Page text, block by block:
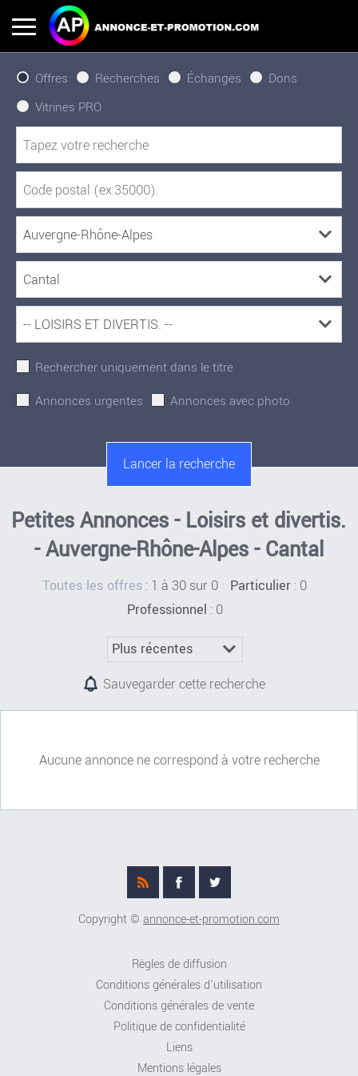
Offres Recherches Échanges
Dons
Vitrines PRO
Rechercher uniquement dans le titre
Annonces urgentes
Annonces avec photo
Petites Annonces - Loisirs et divertis.
- Auvergne-Rhône-Alpes - Cantal
Toutes les offres : 1 à 30 sur 0 Particulier : 0
Professionnel : 0
Sauvegarder cette recherche
Aucune annonce ne correspond à votre recherche
Copyright © annonce-et-promotion.com
Règles de diffusion
Conditions générales d'utilisation
Conditions générales de vente
Politique de confidentialité
Liens
Mentions légales